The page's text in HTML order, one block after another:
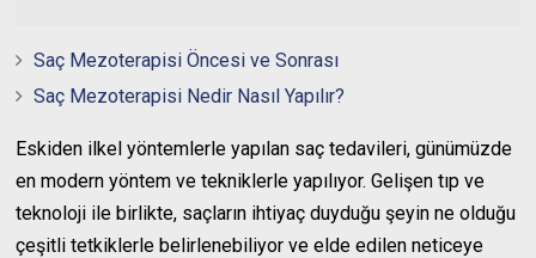
Saç Mezoterapisi Öncesi ve Sonrası
Saç Mezoterapisi Nedir Nasıl Yapılır?
Eskiden ilkel yöntemlerle yapılan saç tedavileri, günümüzde
en modern yöntem ve tekniklerle yapılıyor. Gelişen tıp ve
teknoloji ile birlikte, saçların ihtiyaç duyduğu şeyin ne olduğu
çeşitli tetkiklerle belirlenebiliyor ve elde edilen neticeye